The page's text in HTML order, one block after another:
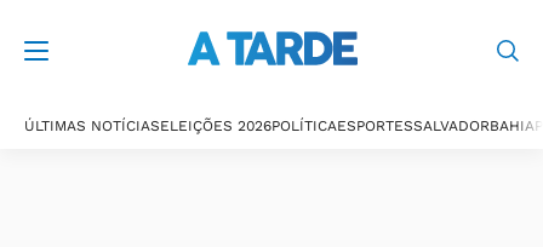
ÚLTIMAS NOTÍCIASELEIÇÕES 2026POLÍTICAESPORTESSALVADORBAHIA